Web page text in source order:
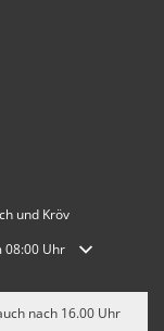
und Kröv
auszublenden
08:00 Uhr
nach 16.00 Uhr